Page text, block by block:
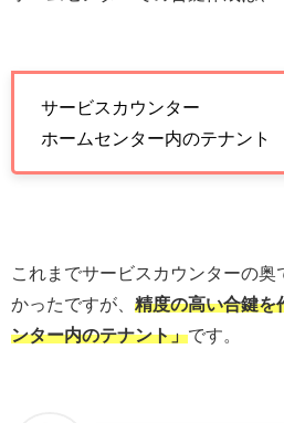
サービスカウンター
ホームセンター内のテナント
これまでサービスカウンターの
かったですが、 精度の高い合鍵を
ンター内のテナント」です。